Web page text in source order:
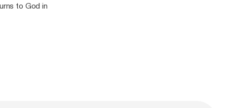
to God in